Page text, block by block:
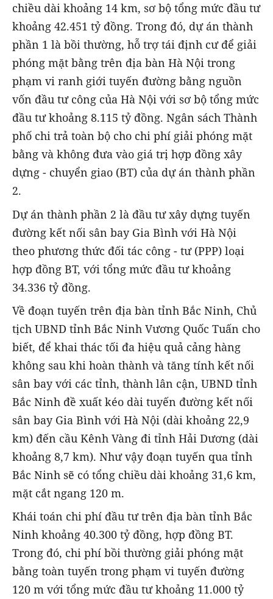
chiều dài khoảng 14 km, sơ bộ tổng mức đầu tư
khoảng 42.451 tỷ đồng. Trong đó, dự án thành
phần 1 là bồi thường, hỗ trợ tái định cư để giải
phóng mặt bằng trên địa bàn Hà Nội trong
phạm vi ranh giới tuyến đường bằng nguồn
vốn đầu tư công của Hà Nội với sơ bộ tổng mức
đầu tư khoảng 8.115 tỷ đồng. Ngân sách Thành
phố chi trả toàn bộ cho chi phí giải phóng mặt
bằng và không đưa vào giá trị hợp đồng xây
dựng - chuyển giao (BT) của dự án thành phần
2.
Dự án thành phần 2 là đầu tư xây dựng tuyến
đường kết nối sân bay Gia Bình với Hà Nội
theo phương thức đối tác công - tư (PPP) loại
hợp đồng BT, với tổng mức đầu tư khoảng
34.336 tỷ đồng.
Về đoạn tuyến trên địa bàn tỉnh Bắc Ninh, Chủ
tịch UBND tỉnh Bắc Ninh Vương Quốc Tuấn cho
biết, để khai thác tối đa hiệu quả cảng hàng
không sau khi hoàn thành và tăng tính kết nối
sân bay với các tỉnh, thành lân cận, UBND tỉnh
Bắc Ninh đề xuất kéo dài tuyến đường kết nối
sân bay Gia Bình với Hà Nội (dài khoảng 22,9
km) đến cầu Kênh Vàng đi tỉnh Hải Dương (dài
khoảng 8,7 km). Như vậy đoạn tuyến qua tỉnh
Bắc Ninh sẽ có tổng chiều dài khoảng 31,6 km,
mặt cắt ngang 120 m.
Khái toán chi phí đầu tư trên địa bàn tỉnh Bắc
Ninh khoảng 40.300 tỷ đồng, hợp đồng BT.
Trong đó, chi phí bồi thường giải phóng mặt
bằng toàn tuyến trong phạm vi tuyến đường
120 m với tổng mức đầu tư khoảng 11.000 tỷ